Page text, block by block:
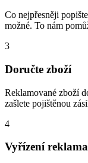
Co nejpřesněji
možné. To nám
3
Doručte zboží
Reklamované zboží
zašlete pojištěnou
4
Vyřízení